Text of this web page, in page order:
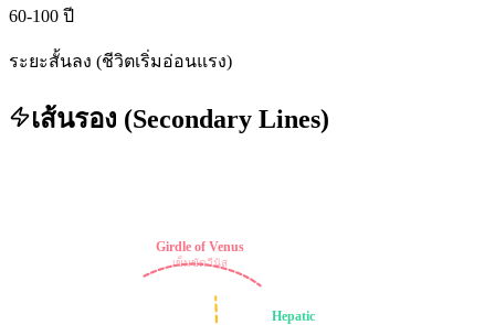
60-100 ปี
ระยะสั้นลง (ชีวิตเริ่มอ่อนแรง)
เส้นรอง (Secondary Lines)
Hepatic
Girdle of Venus
เข็มขัดวีนัส